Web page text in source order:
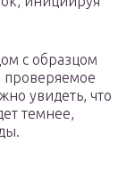
с образцом
проверяемое
увидеть, что
темнее,